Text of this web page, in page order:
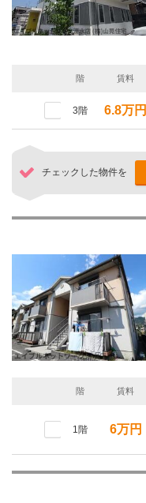
階 賃料
3階 6.8万円
チェックした物件を
階 賃料
1階 6万円